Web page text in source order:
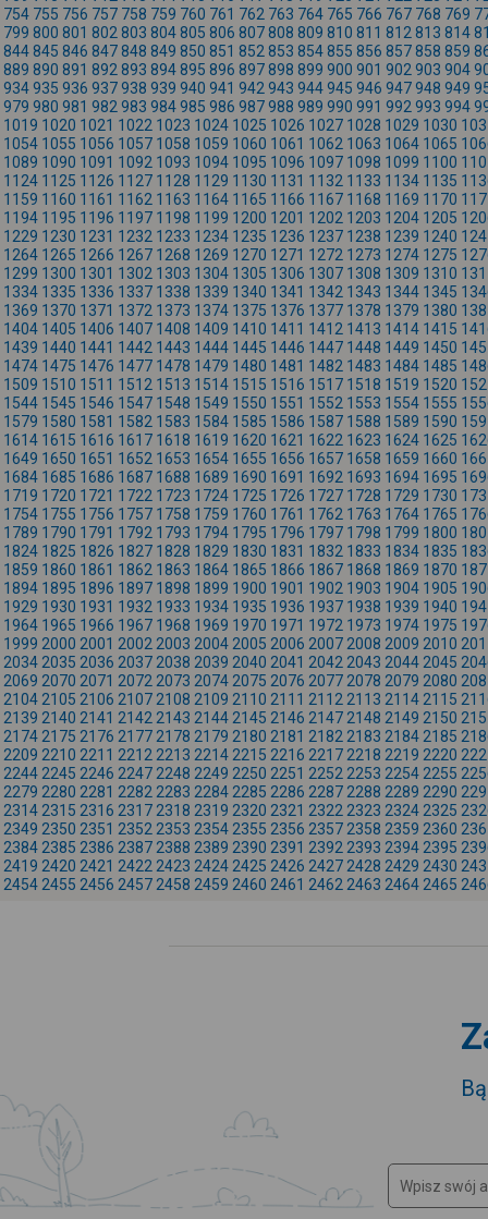
754 755 756 757 758 759 760 761 762 763 764 765 766 767 768 769
799 800 801 802 803 804805 806 807808 809 810 811 812 813 814
844845 846 847848 849 850 851 852 853 854855 856 857858 859
889 890 891 892 893 894895 896 897898 899 900 901 902 903 904
934935 936 937938 939 940 941 942 943 944945 946 947948 949
979 980 981 982 983 984985 986 987988 989 990 991 992 993 994
1019 1020 1021 1022 1023 1024 1025 1026 1027 1028 1029 1030
1054 1055 1056 1057 1058 1059 1060 1061 1062 1063 1064 1065
1089 1090 1091 1092 1093 1094 1095 1096 1097 1098 1099 1100
1124 1125 1126 1127 1128 1129 1130 1131 1132 1133 1134 1135
1159 1160 1161 1162 1163 1164 1165 1166 1167 1168 1169 1170
1194 1195 1196 1197 1198 1199 1200 1201 1202 1203 1204 1205
1229 1230 1231 1232 1233 1234 1235 1236 1237 1238 1239 1240
1264 1265 1266 1267 1268 1269 1270 1271 1272 1273 1274 1275
1299 1300 1301 1302 1303 1304 1305 1306 1307 1308 1309 1310
1334 1335 1336 1337 1338 1339 1340 1341 1342 1343 1344 1345
1369 1370 1371 1372 1373 1374 1375 1376 1377 1378 1379 1380
1404 1405 1406 1407 1408 1409 1410 1411 1412 1413 1414 1415
1439 1440 1441 1442 1443 1444 1445 1446 1447 1448 1449 1450
1474 1475 1476 1477 1478 1479 1480 1481 1482 1483 1484 1485
1509 1510 1511 1512 1513 1514 1515 1516 1517 1518 1519 1520
1544 1545 1546 1547 1548 1549 1550 1551 1552 1553 1554 1555
1579 1580 1581 1582 1583 1584 1585 1586 1587 1588 1589 1590
1614 1615 1616 1617 1618 1619 1620 1621 1622 1623 1624 1625
1649 1650 1651 1652 1653 1654 1655 1656 1657 1658 1659 1660
1684 1685 1686 1687 1688 1689 1690 1691 1692 1693 1694 1695
1719 1720 1721 1722 1723 1724 1725 1726 1727 1728 1729 1730
1754 1755 1756 1757 1758 1759 1760 1761 1762 1763 1764 1765
1789 1790 1791 1792 1793 1794 1795 1796 1797 1798 1799 1800
1824 1825 1826 1827 1828 1829 1830 1831 1832 1833 1834 1835
1859 1860 1861 1862 1863 1864 1865 1866 1867 1868 1869 1870
1894 1895 1896 1897 1898 1899 1900 1901 1902 1903 1904 1905
1929 1930 1931 1932 1933 1934 1935 1936 1937 1938 1939 1940
1964 1965 1966 1967 1968 1969 1970 1971 1972 1973 1974 1975
1999 2000 2001 2002 2003 2004 2005 2006 2007 2008 2009 2010
2034 2035 2036 2037 2038 2039 2040 2041 2042 2043 2044 2045
2069 2070 2071 2072 2073 2074 2075 2076 2077 2078 2079 2080
2104 2105 2106 2107 2108 2109 2110 2111 2112 2113 2114 2115
2139 2140 2141 2142 2143 2144 2145 2146 2147 2148 2149 2150
2174 2175 2176 2177 2178 2179 2180 2181 2182 2183 2184 2185
2209 2210 2211 2212 2213 2214 2215 2216 2217 2218 2219 2220
2244 2245 2246 2247 2248 2249 2250 2251 2252 2253 2254 2255
2279 2280 2281 2282 2283 2284 2285 2286 2287 2288 2289 2290
2314 2315 2316 2317 2318 2319 2320 2321 2322 2323 2324 2325
2349 2350 2351 2352 2353 2354 2355 2356 2357 2358 2359 2360
2384 2385 2386 2387 2388 2389 2390 2391 2392 2393 2394 2395
2419 2420 2421 2422 2423 2424 2425 2426 2427 2428 2429 2430
2454 2455 2456 2457 2458 2459 2460 2461 2462 2463 2464 2465